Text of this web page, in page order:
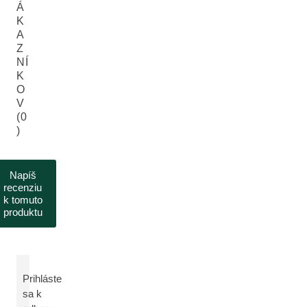
Á
K
A
Z
NÍ
K
O
V
(0
)
Napíš
recenziu
k tomuto
produktu
Prihláste
sa k